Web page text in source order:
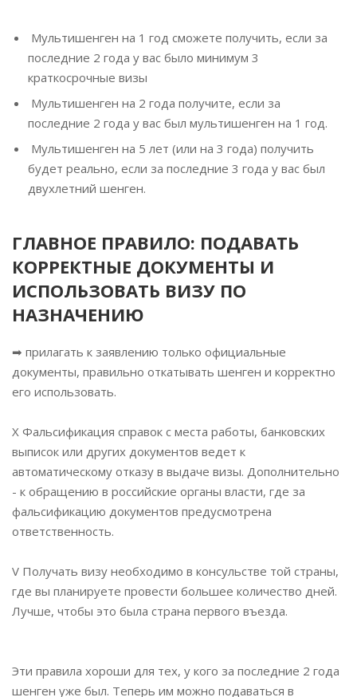
Мультишенген на 1 год сможете получить, если за
последние 2 года у вас было минимум 3
краткосрочные визы
Мультишенген на 2 года получите, если за
последние 2 года у вас был мультишенген на 1 год.
Мультишенген на 5 лет (или на 3 года) получить
будет реально, если за последние 3 года у вас был
двухлетний шенген.
ГЛАВНОЕ ПРАВИЛО: ПОДАВАТЬ
КОРРЕКТНЫЕ ДОКУМЕНТЫ И
ИСПОЛЬЗОВАТЬ ВИЗУ ПО
НАЗНАЧЕНИЮ
➡ прилагать к заявлению только официальные
документы, правильно откатывать шенген и корректно
его использовать.
Х Фальсификация справок с места работы, банковских
выписок или других документов ведет к
автоматическому отказу в выдаче визы. Дополнительно
- к обращению в российские органы власти, где за
фальсификацию документов предусмотрена
ответственность.
V Получать визу необходимо в консульстве той страны,
где вы планируете провести большее количество дней.
Лучше, чтобы это была страна первого въезда.
Эти правила хороши для тех, у кого за последние 2 года
шенген уже был. Теперь им можно подаваться в